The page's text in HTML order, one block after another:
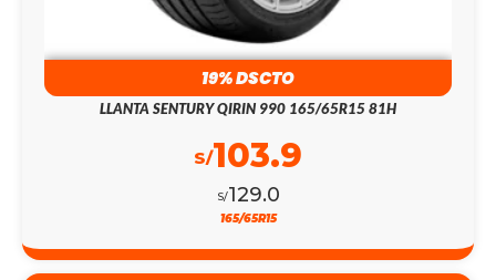
19% DSCTO
LLANTA SENTURY QIRIN 990 165/65R15 81H
S/129.0
S/103.9
165/65R15